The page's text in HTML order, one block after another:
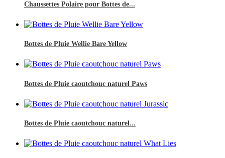
Chaussettes Polaire pour Bottes de...
Bottes de Pluie Wellie Bare Yellow
Bottes de Pluie caoutchouc naturel Paws
Bottes de Pluie caoutchouc naturel...